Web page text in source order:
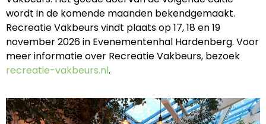
wordt in de komende maanden bekendgemaakt.
Recreatie Vakbeurs vindt plaats op 17, 18 en 19
november 2026 in Evenementenhal Hardenberg. Voor
meer informatie over Recreatie Vakbeurs, bezoek
recreatie-vakbeurs.nl.